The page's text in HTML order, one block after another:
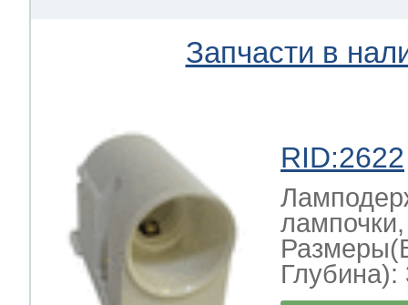
Запчасти в
RID:2622
Глубина):